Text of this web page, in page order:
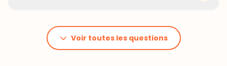
animal. En moyenne, comptez 1,20€ à 1,99€ par jour.
C'est un investissement dans sa santé qui peut vous
faire économiser en frais vétérinaires !
Voir toutes les questions